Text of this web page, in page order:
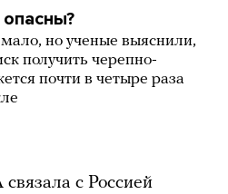
но ученые выяснили,
получить черепно-
почти в четыре раза
с Россией